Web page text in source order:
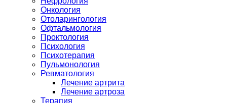
Онкология
Отоларингология
Офтальмология
Проктология
Психология
Психотерапия
Пульмонология
Ревматология
Лечение артрита
Лечение артроза
Терапия